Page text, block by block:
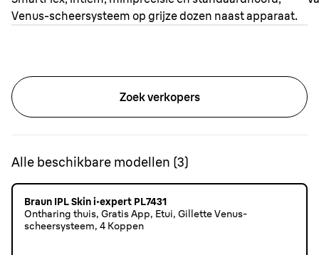
Zoek verkopers
Alle beschikbare modellen (3)
Braun IPL Skin i·expert PL7431
Ontharing thuis, Gratis App, Etui, Gillette Venus-
scheersysteem, 4 Koppen